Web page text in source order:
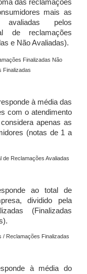
das reclamações
mais as
avaliadas pelos
de reclamações
e Não Avaliadas).
Finalizadas Não
Finalizadas
à média das
com o atendimento
apenas as
(notas de 1 a
de Reclamações Avaliadas
ao total de
dividido pela
(Finalizadas
/ Reclamações Finalizadas
à média do